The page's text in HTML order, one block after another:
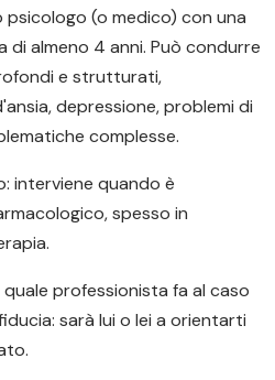
psicologo (o medico) con una
di almeno 4 anni. Può condurre
e strutturati,
depressione, problemi di
complesse.
interviene quando è
spesso in
professionista fa al caso
sarà lui o lei a orientarti